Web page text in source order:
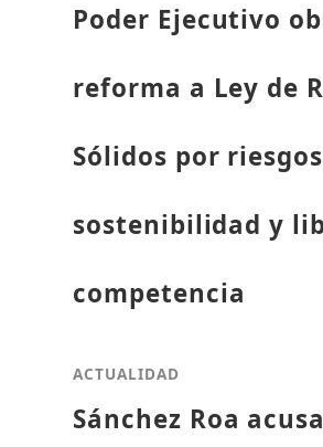
Poder Ejecutivo
reforma a Ley de
Sólidos por
sostenibilidad y
competencia
ACTUALIDAD
Sánchez Roa